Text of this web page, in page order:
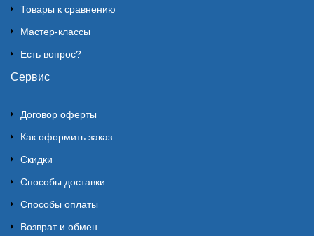
Товары к сравнению
Мастер-классы
Есть вопрос?
Сервис
Договор оферты
Как оформить заказ
Скидки
Способы доставки
Способы оплаты
Возврат и обмен